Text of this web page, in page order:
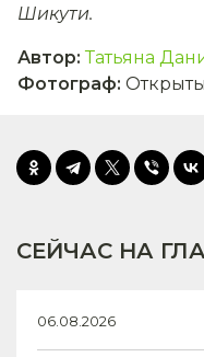
Шикути.
Автор: Татьяна
Фотограф:
СЕЙЧАС НА
06.08.2026